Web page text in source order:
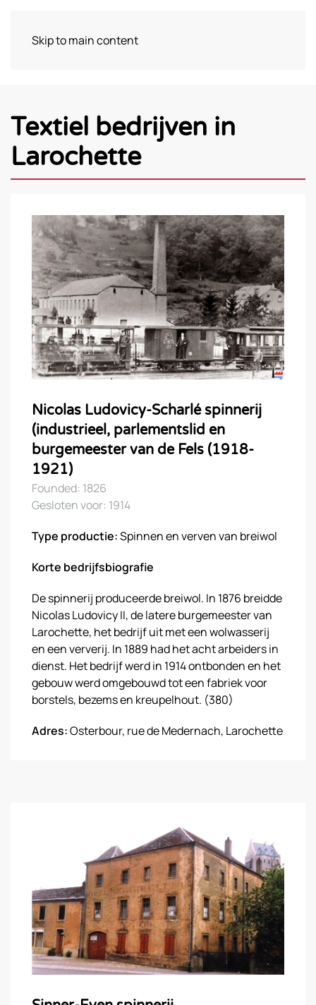
Skip to main content
Textiel bedrijven in
Larochette
Nicolas Ludovicy-Scharlé spinnerij
(industrieel, parlementslid en
burgemeester van de Fels (1918-
1921)
Founded: 1826
Gesloten voor: 1914
Type productie:Spinnen en verven van breiwol
Korte bedrijfsbiografie
De spinnerij produceerde breiwol. In 1876 breidde
Nicolas Ludovicy II, de latere burgemeester van
Larochette, het bedrijf uit met een wolwasserij
en een ververij. In 1889 had het acht arbeiders in
dienst. Het bedrijf werd in 1914 ontbonden en het
gebouw werd omgebouwd tot een fabriek voor
borstels, bezems en kreupelhout. (380)
Adres:Osterbour, rue de Medernach, Larochette